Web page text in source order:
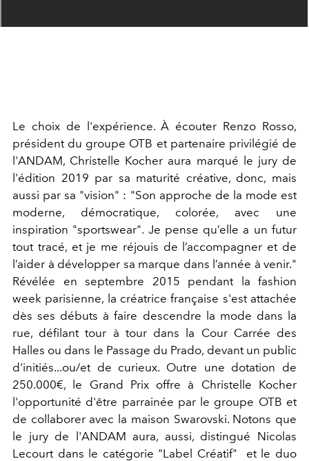
Le choix de l'expérience. À écouter Renzo Rosso,
président du groupe OTB et partenaire privilégié de
l'ANDAM, Christelle Kocher aura marqué le jury de
l'édition 2019 par sa maturité créative, donc, mais
aussi par sa "vision" : "Son approche de la mode est
moderne, démocratique, colorée, avec une
inspiration "sportswear". Je pense qu’elle a un futur
tout tracé, et je me réjouis de l’accompagner et de
l’aider à développer sa marque dans l’année à venir."
Révélée en septembre 2015 pendant la fashion
week parisienne, la créatrice française s'est attachée
dès ses débuts à faire descendre la mode dans la
rue, défilant tour à tour dans la Cour Carrée des
Halles ou dans le Passage du Prado, devant un public
d'initiés...ou/et de curieux. Outre une dotation de
250.000€, le Grand Prix offre à Christelle Kocher
l'opportunité d'être parrainée par le groupe OTB et
de collaborer avec la maison Swarovski. Notons que
le jury de l'ANDAM aura, aussi, distingué Nicolas
Lecourt dans le catégorie "Label Créatif" et le duo